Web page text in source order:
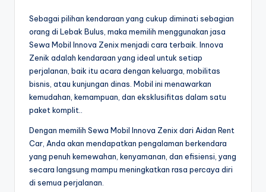
Sebagai pilihan kendaraan yang cukup diminati sebagian
orang di Lebak Bulus, maka memilih menggunakan jasa
Sewa Mobil Innova Zenix menjadi cara terbaik. Innova
Zenik adalah kendaraan yang ideal untuk setiap
perjalanan, baik itu acara dengan keluarga, mobilitas
bisnis, atau kunjungan dinas. Mobil ini menawarkan
kemudahan, kemampuan, dan eksklusifitas dalam satu
paket komplit..
Dengan memilih Sewa Mobil Innova Zenix dari Aidan Rent
Car, Anda akan mendapatkan pengalaman berkendara
yang penuh kemewahan, kenyamanan, dan efisiensi, yang
secara langsung mampu meningkatkan rasa percaya diri
di semua perjalanan.